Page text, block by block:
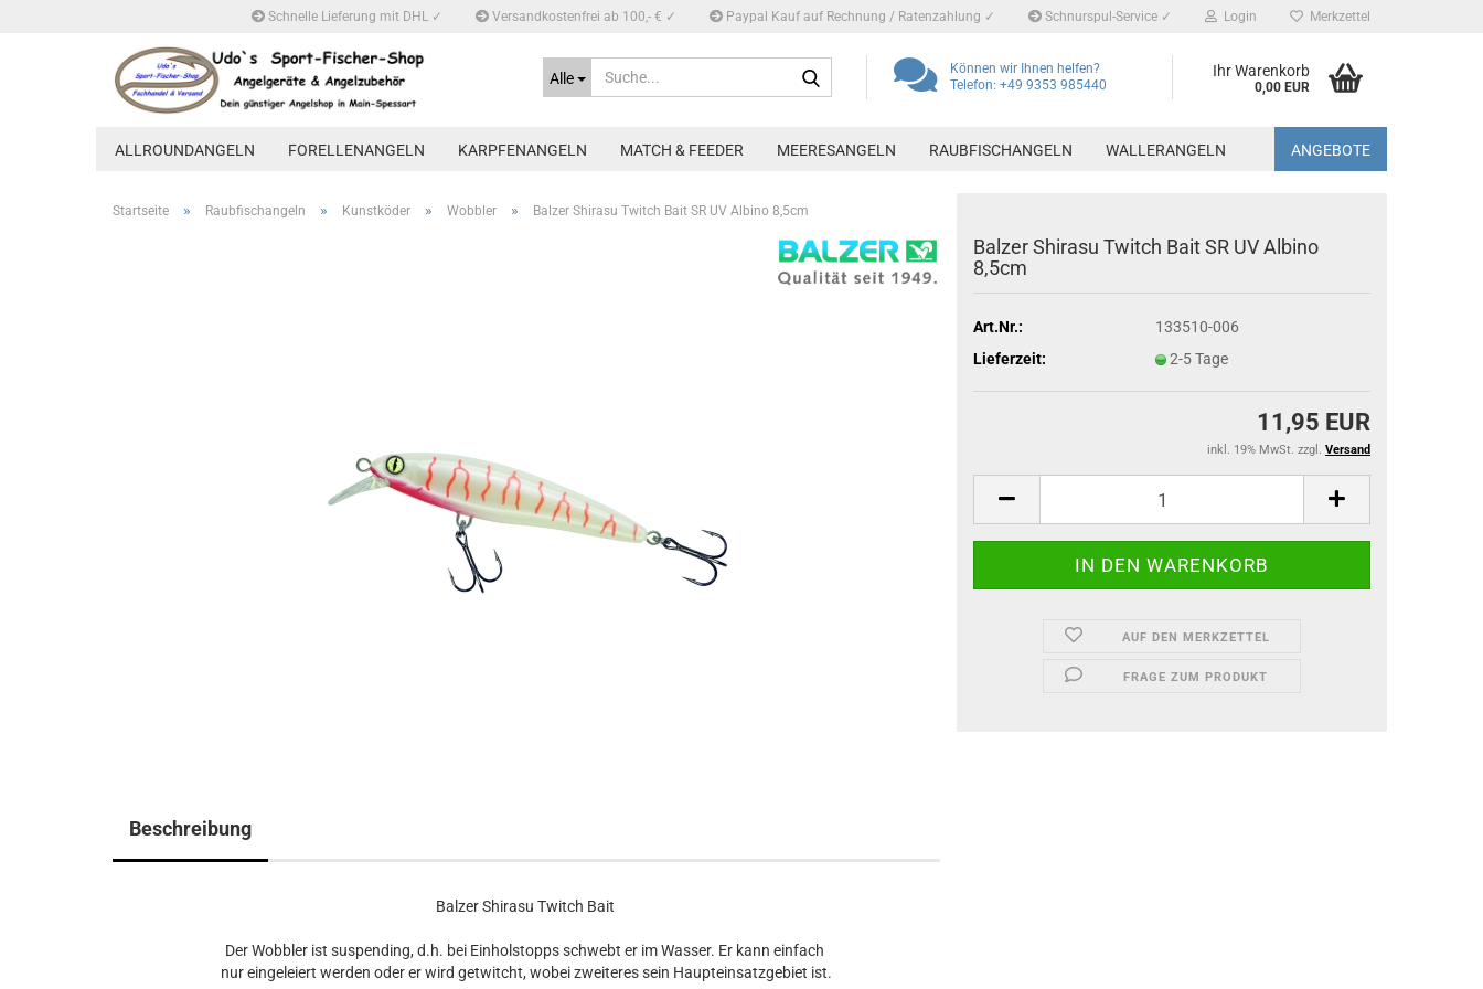
Schnelle Lieferung mit DHL ✓ Versandkostenfrei ab 100,- € ✓ Paypal Kauf auf Rechnung / Ratenzahlung ✓ Schnurspul-Service ✓ Login Merkzettel
Alle
Können wir Ihnen helfen?
Telefon: +49 9353 985440
Ihr Warenkorb
0,00 EUR
ALLROUNDANGELN FORELLENANGELN KARPFENANGELN MATCH & FEEDER MEERESANGELN RAUBFISCHANGELN WALLERANGELN ANGEBOTE
Startseite » Raubfischangeln » Kunstköder » Wobbler » Balzer Shirasu Twitch Bait SR UV Albino 8,5cm
Balzer Shirasu Twitch Bait SR UV Albino
8,5cm
Art.Nr.:
133510-006
Lieferzeit:
2-5 Tage
11,95 EUR
inkl. 19% MwSt. zzgl. Versand
AUF DEN MERKZETTEL
FRAGE ZUM PRODUKT
Beschreibung
Balzer Shirasu Twitch Bait
Der Wobbler ist suspending, d.h. bei Einholstopps schwebt er im Wasser. Er kann einfach
nur eingeleiert werden oder er wird getwitcht, wobei zweiteres sein Haupteinsatzgebiet ist.